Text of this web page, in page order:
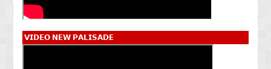
𝗩𝗜𝗗𝗘𝗢 𝗡𝗘𝗪 𝗣𝗔𝗟𝗜𝗦𝗔𝗗𝗘